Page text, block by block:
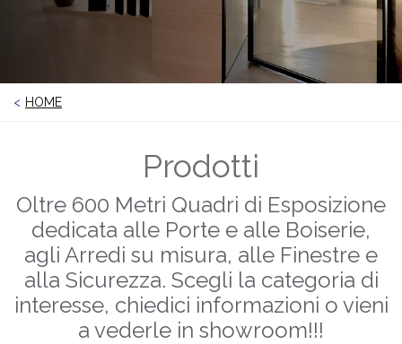
HOME
Prodotti
Oltre 600 Metri Quadri di Esposizione
dedicata alle Porte e alle Boiserie,
agli Arredi su misura, alle Finestre e
alla Sicurezza. Scegli la categoria di
interesse, chiedici informazioni o vieni
a vederle in showroom!!!